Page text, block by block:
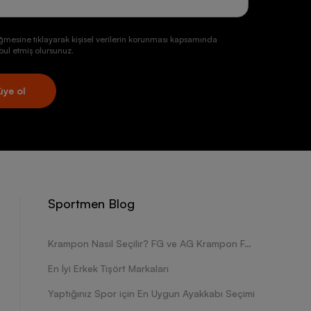
tıklayarak kişisel verilerin korunması kapsamında
etmiş olursunuz.
ol
Sportmen Blog
Krampon Nasıl Seçilir? FG ve AG Krampon Farkları Nelerdir?
En İyi Erkek Tişört Markaları
Yaptığınız Spor için En Uygun Ayakkabı Seçimi